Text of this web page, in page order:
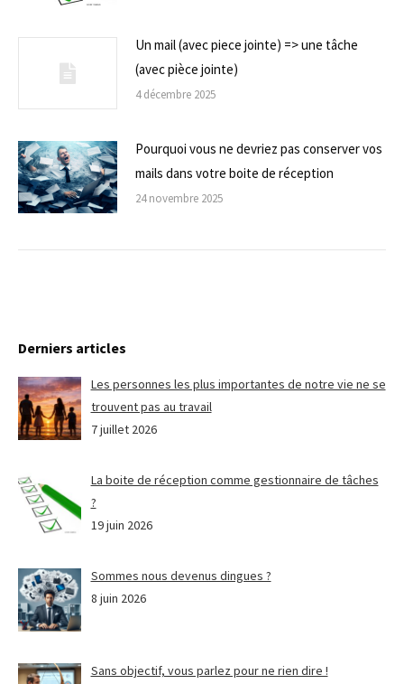
Un mail (avec piece jointe) => une tâche
(avec pièce jointe)
4 décembre 2025
Pourquoi vous ne devriez pas conserver vos
mails dans votre boite de réception
24 novembre 2025
Derniers articles
Les personnes les plus importantes de notre vie ne se
trouvent pas au travail
7 juillet 2026
La boite de réception comme gestionnaire de tâches
?
19 juin 2026
Sommes nous devenus dingues ?
8 juin 2026
Sans objectif, vous parlez pour ne rien dire !